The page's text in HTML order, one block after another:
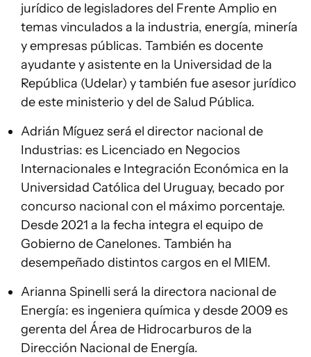
jurídico de legisladores del Frente Amplio en
temas vinculados a la industria, energía, minería
y empresas públicas. También es docente
ayudante y asistente en la Universidad de la
República (Udelar) y también fue asesor jurídico
de este ministerio y del de Salud Pública.
Adrián Míguez será el director nacional de
Industrias: es Licenciado en Negocios
Internacionales e Integración Económica en la
Universidad Católica del Uruguay, becado por
concurso nacional con el máximo porcentaje.
Desde 2021 a la fecha integra el equipo de
Gobierno de Canelones. También ha
desempeñado distintos cargos en el MIEM.
Arianna Spinelli será la directora nacional de
Energía: es ingeniera química y desde 2009 es
gerenta del Área de Hidrocarburos de la
Dirección Nacional de Energía.